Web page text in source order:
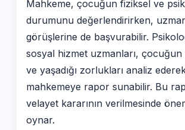
Mahkeme, çocuğun fiziksel ve
durumunu değerlendirirken,
görüşlerine de başvurabilir.
sosyal hizmet uzmanları, çocuğun
ve yaşadığı zorlukları analiz
mahkemeye rapor sunabilir. Bu
velayet kararının verilmesinde
oynar.